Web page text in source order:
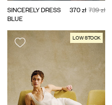
SINCERELY DRESS
BLUE
370 zł 739 zł
LOW STOCK